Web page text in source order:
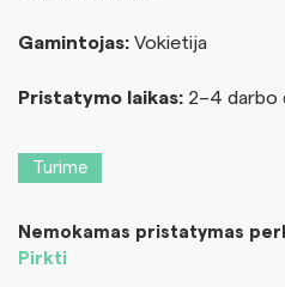
Gamintojas: Vokietija
Pristatymo laikas: 2–4 darbo
Turime
Nemokamas pristatymas
Pirkti